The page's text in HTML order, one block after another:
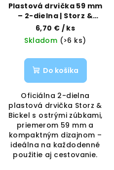
Plastová drvička 59 mm
– 2-dielna | Storz &
Bickel | Vaporama
6,70 € / ks
Skladom (>6 ks)
Do košíka
Oficiálna 2-dielna
plastová drvička Storz &
Bickel s ostrými zúbkami,
priemerom 59 mm a
kompaktným dizajnom –
ideálna na každodenné
použitie aj cestovanie.